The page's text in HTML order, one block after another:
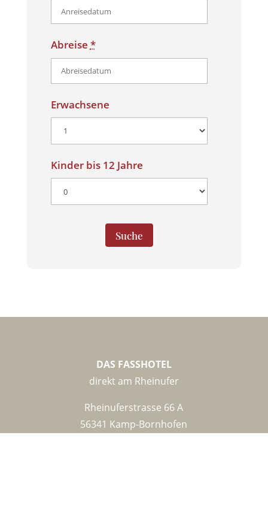
Abreise *
Erwachsene
Kinder bis 12 Jahre
DAS FASSHOTEL
direkt am Rheinufer
Rheinuferstrasse 66 A
56341 Kamp-Bornhofen